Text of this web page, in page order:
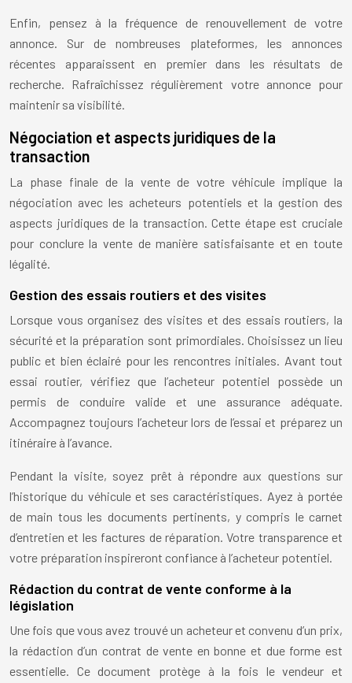
Enfin, pensez à la fréquence de renouvellement de votre
annonce. Sur de nombreuses plateformes, les annonces
récentes apparaissent en premier dans les résultats de
recherche. Rafraîchissez régulièrement votre annonce pour
maintenir sa visibilité.
Négociation et aspects juridiques de la
transaction
La phase finale de la vente de votre véhicule implique la
négociation avec les acheteurs potentiels et la gestion des
aspects juridiques de la transaction. Cette étape est cruciale
pour conclure la vente de manière satisfaisante et en toute
légalité.
Gestion des essais routiers et des visites
Lorsque vous organisez des visites et des essais routiers, la
sécurité et la préparation sont primordiales. Choisissez un lieu
public et bien éclairé pour les rencontres initiales. Avant tout
essai routier, vérifiez que l’acheteur potentiel possède un
permis de conduire valide et une assurance adéquate.
Accompagnez toujours l’acheteur lors de l’essai et préparez un
itinéraire à l’avance.
Pendant la visite, soyez prêt à répondre aux questions sur
l’historique du véhicule et ses caractéristiques. Ayez à portée
de main tous les documents pertinents, y compris le carnet
d’entretien et les factures de réparation. Votre transparence et
votre préparation inspireront confiance à l’acheteur potentiel.
Rédaction du contrat de vente conforme à la
législation
Une fois que vous avez trouvé un acheteur et convenu d’un prix,
la rédaction d’un contrat de vente en bonne et due forme est
essentielle. Ce document protège à la fois le vendeur et